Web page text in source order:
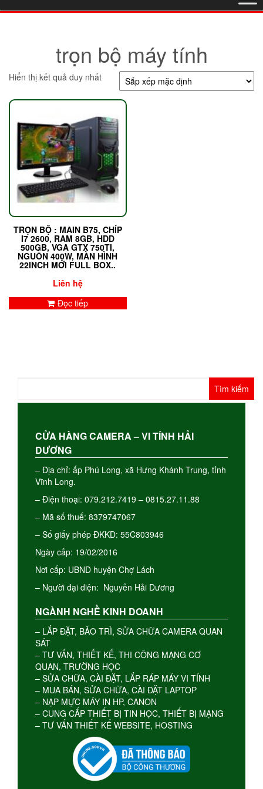
trọn bộ máy tính
Hiển thị kết quả duy nhất
TRỌN BỘ : MAIN B75, CHÍP
I7 2600, RAM 8GB, HDD
500GB, VGA GTX 750TI,
NGUỒN 400W, MÀN HÌNH
22INCH MỚI FULL BOX..
Liên hệ
Đọc tiếp
cho:
CỬA HÀNG CAMERA – VI TÍNH HẢI
DƯƠNG
– Địa chỉ: ấp Phú Long, xã Hưng Khánh Trung, tỉnh
Vĩnh Long.
– Điện thoại: 079.212.7419 – 0815.27.11.88
– Mã số thuế: 8379747067
– Số giấy phép ĐKKD: 55C803946
Ngày cấp: 19/02/2016
Nơi cấp: UBND huyện Chợ Lách
– Người đại diện: Nguyễn Hải Dương
NGÀNH NGHỀ KINH DOANH
– LẮP ĐẶT, BẢO TRÌ, SỬA CHỮA CAMERA QUAN
SÁT
– TƯ VẤN, THIẾT KẾ, THI CÔNG MẠNG CƠ
QUAN, TRƯỜNG HỌC
– SỬA CHỮA, CÀI ĐẶT, LẮP RÁP MÁY VI TÍNH
– MUA BÁN, SỬA CHỮA, CÀI ĐẶT LAPTOP
– NẠP MỰC MÁY IN HP, CANON
– CUNG CẤP THIẾT BỊ TIN HỌC, THIẾT BỊ MẠNG
– TƯ VẤN THIẾT KẾ WEBSITE, HOSTING